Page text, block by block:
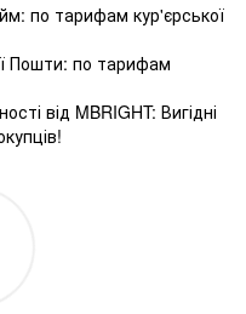
по тарифам кур'єрської
Пошти: по тарифам
від MBRIGHT: Вигідні